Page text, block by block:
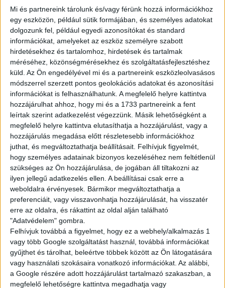
Mi és partnereink tárolunk és/vagy férünk hozzá információkhoz
egy eszközön, például sütik formájában, és személyes adatokat
dolgozunk fel, például egyedi azonosítókat és standard
információkat, amelyeket az eszköz személyre szabott
hirdetésekhez és tartalomhoz, hirdetések és tartalmak
méréséhez, közönségmérésekhez és szolgáltatásfejlesztéshez
küld. Az Ön engedélyével mi és a partnereink eszközleolvasásos
módszerrel szerzett pontos geolokációs adatokat és azonosítási
információkat is felhasználhatunk. A megfelelő helyre kattintva
hozzájárulhat ahhoz, hogy mi és a 1733 partnereink a fent
leírtak szerint adatkezelést végezzünk. Másik lehetőségként a
megfelelő helyre kattintva elutasíthatja a hozzájárulást, vagy a
hozzájárulás megadása előtt részletesebb információkhoz
juthat, és megváltoztathatja beállításait. Felhívjuk figyelmét,
hogy személyes adatainak bizonyos kezeléséhez nem feltétlenül
szükséges az Ön hozzájárulása, de jogában áll tiltakozni az
ilyen jellegű adatkezelés ellen. A beállításai csak erre a
weboldalra érvényesek. Bármikor megváltoztathatja a
preferenciáit, vagy visszavonhatja hozzájárulását, ha visszatér
erre az oldalra, és rákattint az oldal alján található
"Adatvédelem" gombra.
Felhívjuk továbbá a figyelmet, hogy ez a webhely/alkalmazás 1
vagy több Google szolgáltatást használ, továbbá információkat
gyűjthet és tárolhat, beleértve többek között az Ön látogatására
vagy használati szokásaira vonatkozó információkat. Az alábbi,
a Google részére adott hozzájárulást tartalmazó szakaszban, a
megfelelő lehetőségre kattintva megadhatja vagy
ALKALMI ÁRUHÁZI
KISEGÍTŐ
Siófok
18 év alatt végezhető
2.500,-Ft/óra